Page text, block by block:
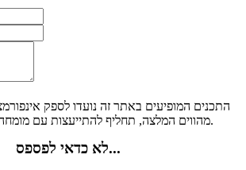
התכנים המופיעים באתר זה נועדו לספק
מהווים המלצה, תחליף להתייעצות עם מומחה או קבלת ייעוץ רפואי.
לא כדאי לפספס...